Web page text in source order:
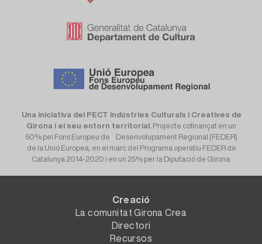
Una iniciativa del PECT Indústries Culturals i Creatives de
Girona i el seu entorn territorial. Projecte cofinançat en un
50% pel Fons Europeu de Desenvolupament Regional (FEDER)
de la Unió Europea, en el marc del Programa operatiu FEDER de
Catalunya 2014-2020 i en un 25% per la Diputació de Girona.
Creació
La comunitat Girona Crea
Directori
Recursos